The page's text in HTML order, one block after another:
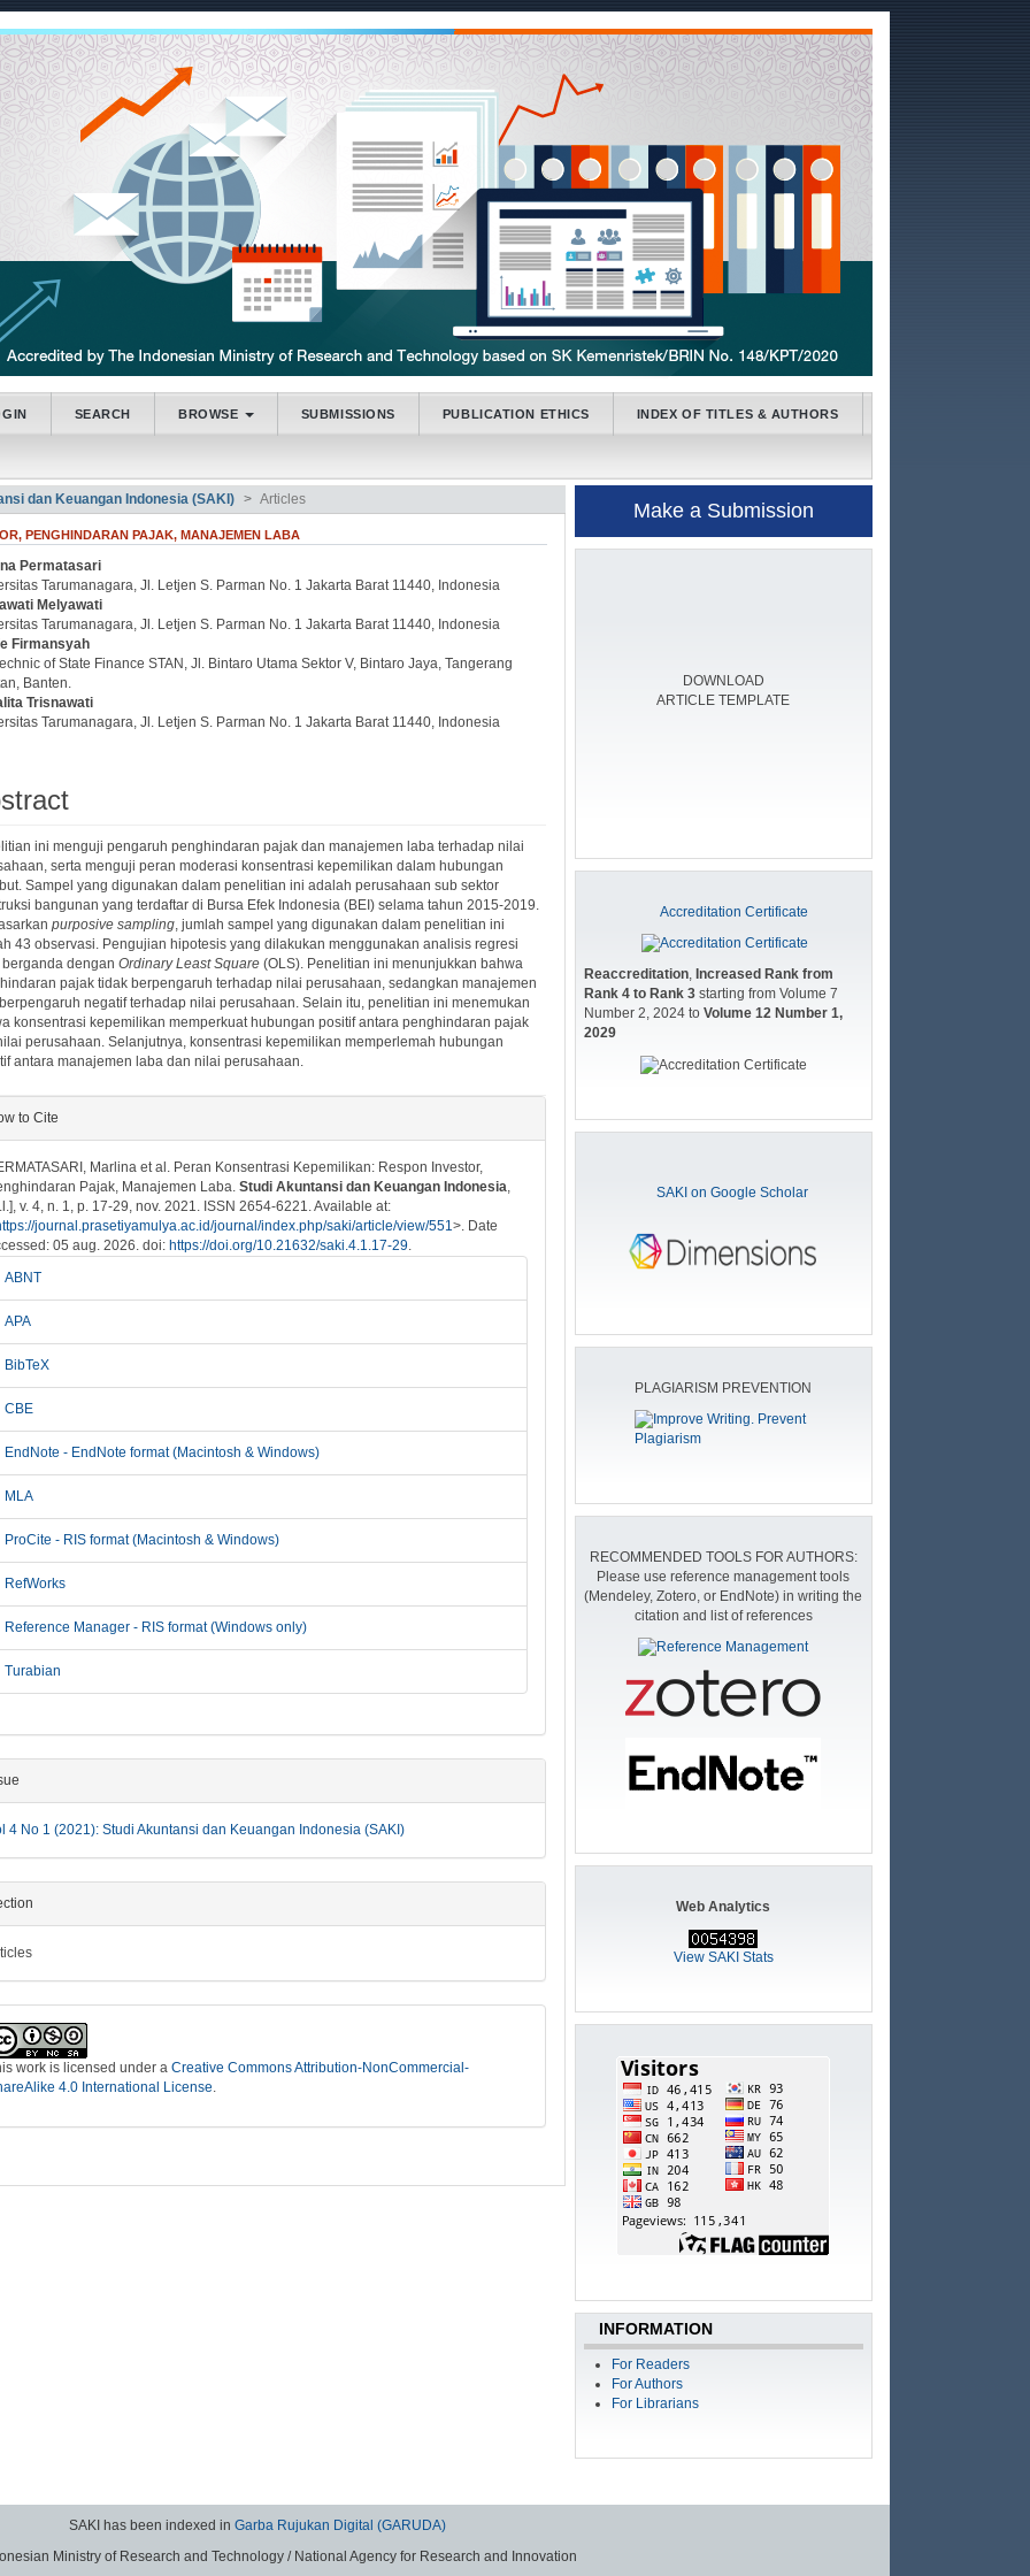
SEARCH BROWSE SUBMISSIONS PUBLICATION ETHICS INDEX OF TITLES & AUTHORS
dan Keuangan Indonesia (SAKI) Articles
PENGHINDARAN PAJAK, MANAJEMEN LABA
Permatasari
Tarumanagara, Jl. Letjen S. Parman No. 1 Jakarta Barat 11440, Indonesia
Melyawati
Tarumanagara, Jl. Letjen S. Parman No. 1 Jakarta Barat 11440, Indonesia
Firmansyah
of State Finance STAN, Jl. Bintaro Utama Sektor V, Bintaro Jaya, Tangerang
Banten.
Trisnawati
Tarumanagara, Jl. Letjen S. Parman No. 1 Jakarta Barat 11440, Indonesia
ini menguji pengaruh penghindaran pajak dan manajemen laba terhadap nilai
serta menguji peran moderasi konsentrasi kepemilikan dalam hubungan
Sampel yang digunakan dalam penelitian ini adalah perusahaan sub sektor
bangunan yang terdaftar di Bursa Efek Indonesia (BEI) selama tahun 2015-2019.
purposive sampling, jumlah sampel yang digunakan dalam penelitian ini
43 observasi. Pengujian hipotesis yang dilakukan menggunakan analisis regresi
berganda dengan Ordinary Least Square(OLS). Penelitian ini menunjukkan bahwa
pajak tidak berpengaruh terhadap nilai perusahaan, sedangkan manajemen
negatif terhadap nilai perusahaan. Selain itu, penelitian ini menemukan
konsentrasi kepemilikan memperkuat hubungan positif antara penghindaran pajak
perusahaan. Selanjutnya, konsentrasi kepemilikan memperlemah hubungan
antara manajemen laba dan nilai perusahaan.
to Cite
Marlina et al. Peran Konsentrasi Kepemilikan: Respon Investor,
Pajak, Manajemen Laba. Studi Akuntansi dan Keuangan Indonesia,
v. 4, n. 1, p. 17-29, nov. 2021. ISSN 2654-6221. Available at:
journal.prasetiyamulya.ac.id/journal/index.php/saki/article/view/551>. Date
05 aug. 2026. doi: https://doi.org/10.21632/saki.4.1.17-29.
ABNT
APA
BibTeX
CBE
EndNote - EndNote format (Macintosh & Windows)
MLA
ProCite - RIS format (Macintosh & Windows)
RefWorks
Reference Manager - RIS format (Windows only)
Turabian
4 No 1 (2021): Studi Akuntansi dan Keuangan Indonesia (SAKI)
work is licensed under a Creative Commons Attribution-NonCommercial-
4.0 International License.
Make a Submission
DOWNLOAD
ARTICLE TEMPLATE
Accreditation Certificate
Reaccreditation, Increased Rank from
Rank 4 to Rank 3starting from Volume 7
Number 2, 2024 to Volume 12 Number 1,
2029
SAKI on Google Scholar
PLAGIARISM PREVENTION
RECOMMENDED TOOLS FOR AUTHORS:
Please use reference management tools
(Mendeley, Zotero, or EndNote) in writing the
citation and list of references
Web Analytics
View SAKI Stats
INFORMATION
For Readers
For Authors
For Librarians
SAKI has been indexed in Garba Rujukan Digital (GARUDA)
Ministry of Research and Technology / National Agency for Research and Innovation